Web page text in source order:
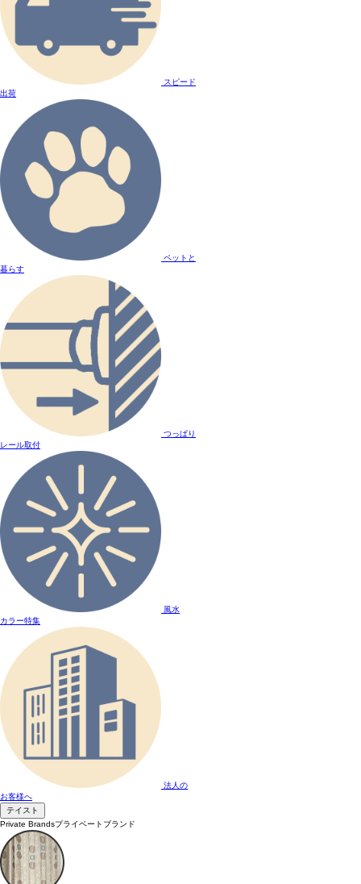
スピード
出荷
ペットと
暮らす
つっぱり
レール取付
風水
カラー特集
法人の
お客様へ
テイスト
Private Brandsプライベートブランド